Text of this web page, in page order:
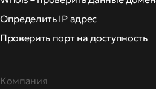
Определить IP адрес
Проверить порт на доступность
Компания